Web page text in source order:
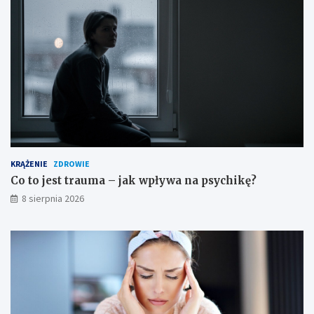
KRĄŻENIE ZDROWIE
Co to jest trauma – jak wpływa na psychikę?
8 sierpnia 2026